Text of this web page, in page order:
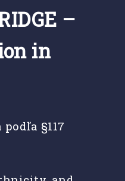
–
in
§117